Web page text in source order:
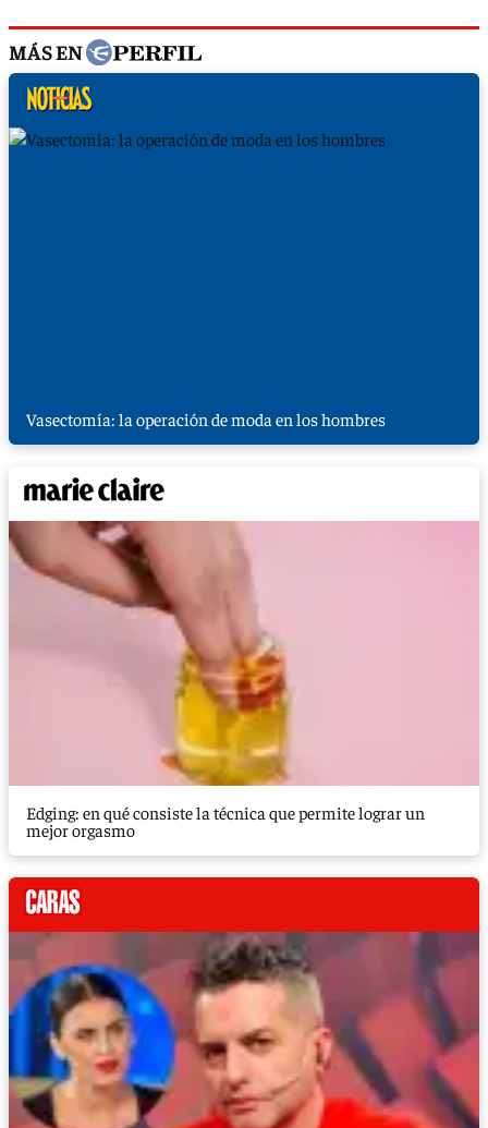
MÁS EN
Vasectomía: la operación de moda en los hombres
Edging: en qué consiste la técnica que permite lograr un
mejor orgasmo